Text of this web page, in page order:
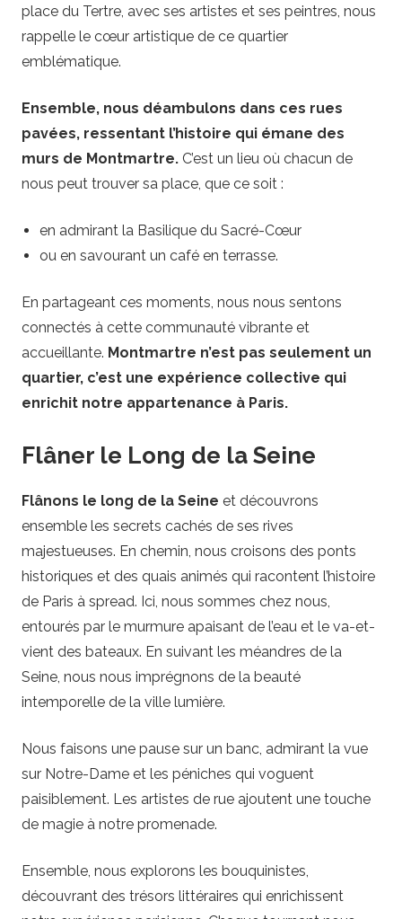
place du Tertre, avec ses artistes et ses peintres, nous
rappelle le cœur artistique de ce quartier
emblématique.
Ensemble, nous déambulons dans ces rues
pavées, ressentant l’histoire qui émane des
murs de Montmartre. C’est un lieu où chacun de
nous peut trouver sa place, que ce soit :
en admirant la Basilique du Sacré-Cœur
ou en savourant un café en terrasse.
En partageant ces moments, nous nous sentons
connectés à cette communauté vibrante et
accueillante. Montmartre n’est pas seulement un
quartier, c’est une expérience collective qui
enrichit notre appartenance à Paris.
Flâner le Long de la Seine
Flânons le long de la Seine et découvrons
ensemble les secrets cachés de ses rives
majestueuses. En chemin, nous croisons des ponts
historiques et des quais animés qui racontent l’histoire
de Paris à spread. Ici, nous sommes chez nous,
entourés par le murmure apaisant de l’eau et le va-et-
vient des bateaux. En suivant les méandres de la
Seine, nous nous imprégnons de la beauté
intemporelle de la ville lumière.
Nous faisons une pause sur un banc, admirant la vue
sur Notre-Dame et les péniches qui voguent
paisiblement. Les artistes de rue ajoutent une touche
de magie à notre promenade.
Ensemble, nous explorons les bouquinistes,
découvrant des trésors littéraires qui enrichissent